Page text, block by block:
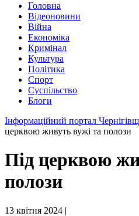
Головна
Відеоновини
Війна
Економіка
Кримінал
Культура
Політика
Спорт
Суспільство
Блоги
Інформаційний портал
церквою живуть вужі та полози
Під церквою
полози
13 квітня 2024 |